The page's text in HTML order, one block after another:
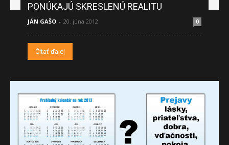
PONÚKAJÚ SKRESLENÚ REALITU
JÁN GAŠO - 20. júna 2012 0
Čítať ďalej